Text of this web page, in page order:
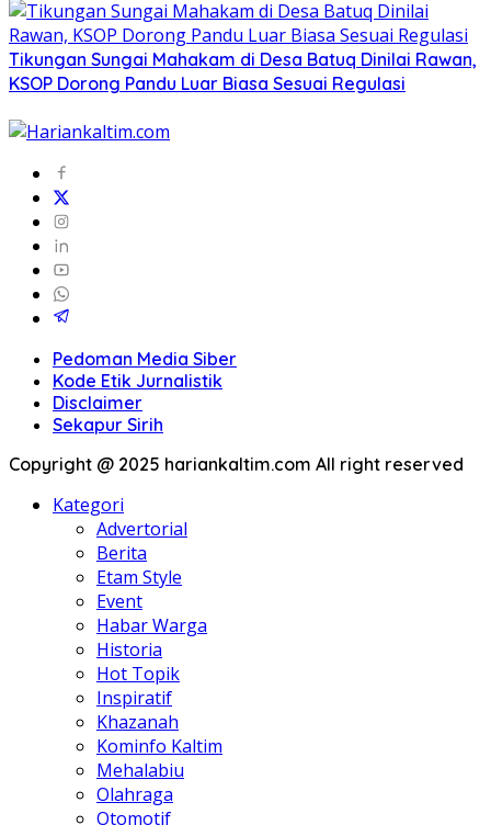
Tikungan Sungai Mahakam di Desa Batuq Dinilai Rawan,
KSOP Dorong Pandu Luar Biasa Sesuai Regulasi
Pedoman Media Siber
Kode Etik Jurnalistik
Disclaimer
Sekapur Sirih
Copyright @ 2025 hariankaltim.com All right reserved
Kategori
Advertorial
Berita
Etam Style
Event
Habar Warga
Historia
Hot Topik
Inspiratif
Khazanah
Kominfo Kaltim
Mehalabiu
Olahraga
Otomotif